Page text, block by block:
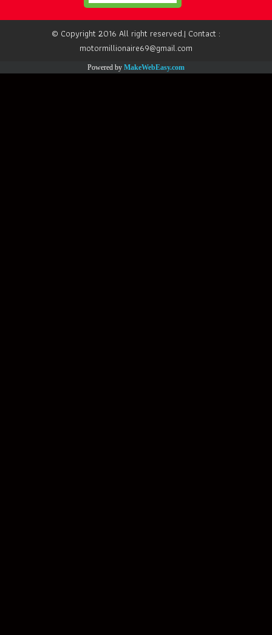
© Copyright 2016 All right reserved.| Contact :
motormillionaire69@gmail.com
Powered by MakeWebEasy.com